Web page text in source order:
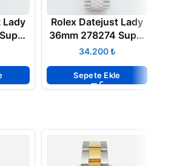
Lady
Rolex Datejust Lady
36mm 278274 Super
Clone Eta
₺
Sepete Ekle